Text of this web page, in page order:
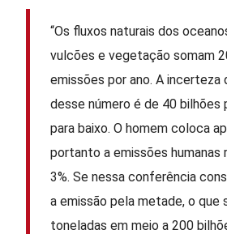
“Os fluxos naturais dos
vulcões e vegetação somam
emissões por ano. A incerteza
desse número é de 40 bilhões
para baixo. O homem coloca
portanto a emissões humanas
3%. Se nessa conferência
a emissão pela metade, o que
toneladas em meio a 200